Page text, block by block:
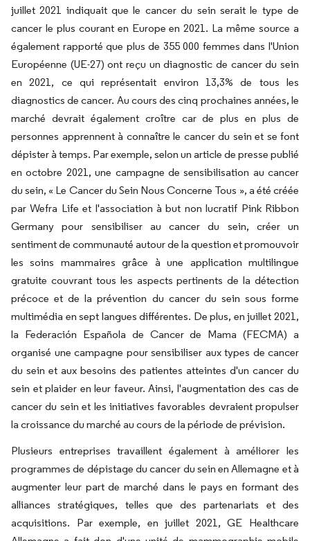
juillet 2021 indiquait que le cancer du sein serait le type de
cancer le plus courant en Europe en 2021. La même source a
également rapporté que plus de 355 000 femmes dans l'Union
Européenne (UE-27) ont reçu un diagnostic de cancer du sein
en 2021, ce qui représentait environ 13,3% de tous les
diagnostics de cancer. Au cours des cinq prochaines années, le
marché devrait également croître car de plus en plus de
personnes apprennent à connaître le cancer du sein et se font
dépister à temps. Par exemple, selon un article de presse publié
en octobre 2021, une campagne de sensibilisation au cancer
du sein, « Le Cancer du Sein Nous Concerne Tous », a été créée
par Wefra Life et l'association à but non lucratif Pink Ribbon
Germany pour sensibiliser au cancer du sein, créer un
sentiment de communauté autour de la question et promouvoir
les soins mammaires grâce à une application multilingue
gratuite couvrant tous les aspects pertinents de la détection
précoce et de la prévention du cancer du sein sous forme
multimédia en sept langues différentes. De plus, en juillet 2021,
la Federación Española de Cancer de Mama (FECMA) a
organisé une campagne pour sensibiliser aux types de cancer
du sein et aux besoins des patientes atteintes d'un cancer du
sein et plaider en leur faveur. Ainsi, l'augmentation des cas de
cancer du sein et les initiatives favorables devraient propulser
la croissance du marché au cours de la période de prévision.
Plusieurs entreprises travaillent également à améliorer les
programmes de dépistage du cancer du sein en Allemagne et à
augmenter leur part de marché dans le pays en formant des
alliances stratégiques, telles que des partenariats et des
acquisitions. Par exemple, en juillet 2021, GE Healthcare